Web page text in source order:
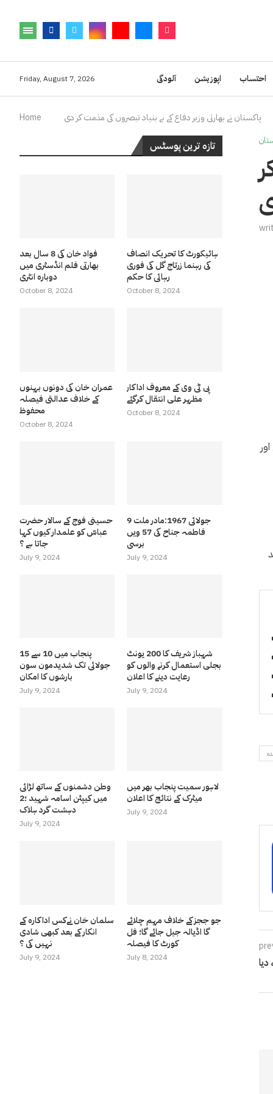
Friday, August 7, 2026 آلودگی اپوزیشن احتساب
Home پاکستان نے بھارتی وزیر دفاع کے بے بنیاد تبصروں کی مذمت کر دی
تازہ ترین پوسٹس
فواد خان کی 8 سال بعد
بھارتی فلم انڈسٹری میں
دوبارہ انٹری
October 8, 2024
ہائیکورٹ کا تحریک انصاف
کی رہنما زرتاج گل کی فوری
رہائی کا حکم
October 8, 2024
عمران خان کی دونوں بہنوں
کے خلاف عدالتی فیصلہ
محفوظ
October 8, 2024
پی ٹی وی کے معروف اداکار
مظہر علی انتقال کرگئے
October 8, 2024
حسینی فوج کے سالار حضرت
عباسّ کو علمدار کیوں کہا
جاتا ہے ؟
July 9, 2024
9 جولائی 1967:مادر ملت
فاطمہ جناح کی 57 ویں
برسی
July 9, 2024
پنجاب میں 10 سے 15
جولائی تک شدیدمون سون
بارشوں کا امکان
July 9, 2024
شہباز شریف کا 200 یونٹ
بجلی استعمال کرنے والوں کو
رعایت دینے کا اعلان
July 9, 2024
وطن دشمنوں کے ساتھ لڑائی
میں کیپٹن اسامہ شہید ؛2
دہشت گرد ہلاک
July 9, 2024
لاہور سمیت پنجاب بھر میں
میٹرک کے نتائج کا اعلان
July 9, 2024
سلمان خان نےکس اداکارہ کے
انکار کے بعد کبھی شادی
نہیں کی ؟
July 9, 2024
جو ججز کے خلاف مہم چلائے
گا اڈیالہ جیل جائے گا؛ فل
کورٹ کا فیصلہ
July 8, 2024